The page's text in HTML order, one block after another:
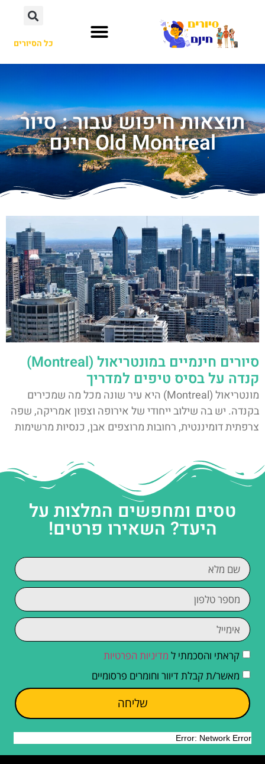
כל הסיורים
תוצאות חיפוש עבור : סיור
Old Montreal חינם
סיורים חינמיים במונטריאול (Montreal)
קנדה על בסיס טיפים למדריך
מונטריאול (Montreal) היא עיר שונה מכל מה שמכירים
בקנדה. יש בה שילוב ייחודי של אירופה וצפון אמריקה, שפה
צרפתית דומיננטית, רחובות מרוצפים אבן, כנסיות מרשימות
טסים ומחפשים המלצות על
היעד? השאירו פרטים!
קראתי והסכמתי ל מדיניות הפרטיות
מאשר/ת קבלת דיוור וחומרים פרסומיים
שליחה